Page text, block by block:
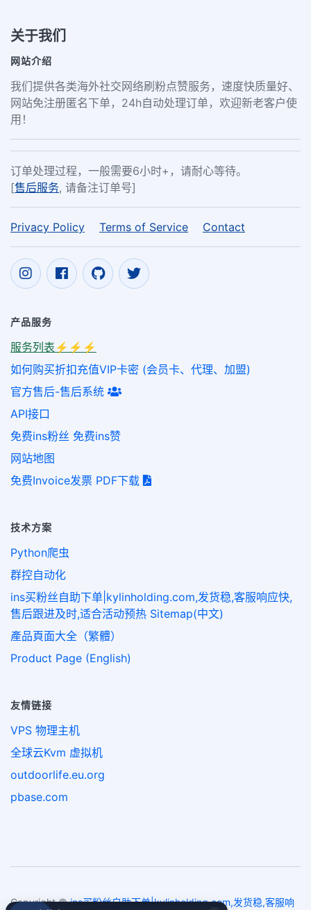
关于我们
网站介绍
我们提供各类海外社交网络刷粉点赞服务，速度快质量好、
网站免注册匿名下单，24h自动处理订单，欢迎新老客户使
用！
订单处理过程，一般需要6小时+，请耐心等待。
[售后服务, 请备注订单号]
Privacy Policy Terms of Service Contact
产品服务
服务列表⚡️⚡️⚡️
如何购买折扣充值VIP卡密 (会员卡、代理、加盟)
官方售后-售后系统
API接口
免费ins粉丝 免费ins赞
网站地图
免费Invoice发票 PDF下载
技术方案
Python爬虫
群控自动化
ins买粉丝自助下单|kylinholding.com,发货稳,客服响应快,
售后跟进及时,适合活动预热 Sitemap(中文)
產品頁面大全（繁體）
Product Page (English)
友情链接
VPS 物理主机
全球云Kvm 虚拟机
outdoorlife.eu.org
pbase.com
Copyright ©ins买粉丝自助下单|kylinholding.com,发货稳,客服响